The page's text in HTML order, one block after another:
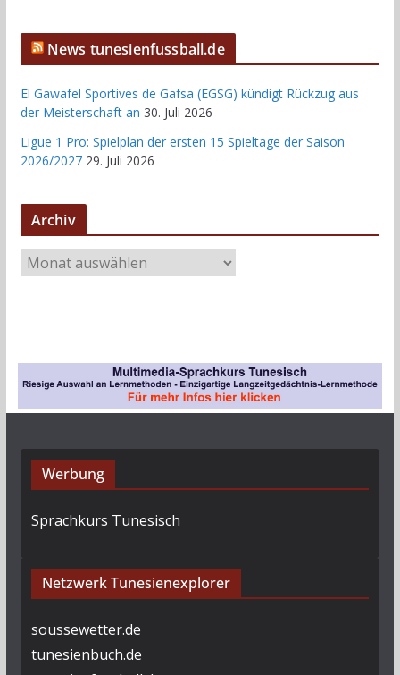
News tunesienfussball.de
El Gawafel Sportives de Gafsa (EGSG) kündigt Rückzug aus
der Meisterschaft an 30. Juli 2026
Ligue 1 Pro: Spielplan der ersten 15 Spieltage der Saison
2026/2027 29. Juli 2026
Archiv
Werbung
Sprachkurs Tunesisch
Netzwerk Tunesienexplorer
soussewetter.de
tunesienbuch.de